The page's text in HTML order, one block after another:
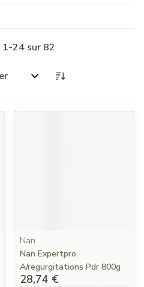
1-24 sur 82
Nan
Nan Expertpro
A/regurgitations Pdr 800g
28,74 €